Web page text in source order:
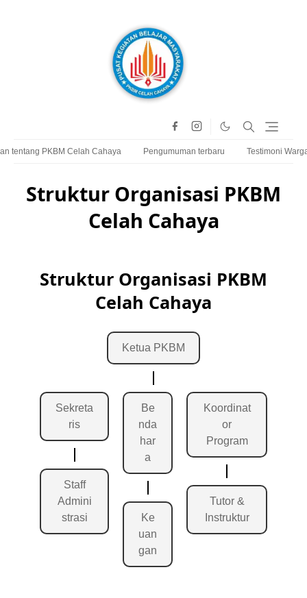
tentang PKBM Celah Cahaya Pengumuman terbaru Testimoni
Struktur Organisasi PKBM
Celah Cahaya
Struktur Organisasi PKBM
Celah Cahaya
Ketua PKBM
Sekreta
ris
Staff
Admini
strasi
Be
nda
har
a
Ke
uan
gan
Koordinat
or
Program
Tutor &
Instruktur